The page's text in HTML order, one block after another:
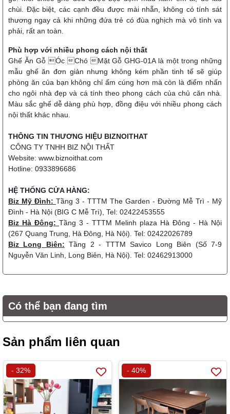
chùi. Đặc biệt, các cạnh đều được mài nhẵn, không có tính sát
thương ngay cả khi những đứa trẻ có đùa nghịch mà vô tình va
phải, rất an toàn.
Phù hợp với nhiều phong cách nội thất
Ghế Ăn Gỗ Óc Chó Mặt Gỗ GHG-01A là một trong những
mẫu ghế ăn đơn giản nhưng không kém phần tinh tế sẽ giúp
phòng ăn của bạn không chỉ ấm cúng hơn mà còn là điểm nhấn
cho ngôi nhà đẹp và cá tính theo phong cách của chủ căn nhà.
Màu sắc ghế dễ dàng phù hợp, đồng điệu với nhiều phong cách
nội thất khác nhau.
THÔNG TIN THƯƠNG HIỆU BIZNOITHAT
CÔNG TY TNHH BIZ NỘI THẤT
Website: www.biznoithat.com
Hotline: 0933896686
HỆ THỐNG CỬA HÀNG:
Biz Mỹ Đình: Tầng 3 - TTTM The Garden - Đường Mễ Trì - Mỹ
Đình - Hà Nội (BIG C Mễ Trì), Tel: 02422453555
Biz Hà Đông: Tầng 3 - TTTM Melinh plaza Hà Đông - Hà Nội
(267 Quang Trung, Hà Đông, Hà Nội). Tel: 02422026789
Biz Long Biên: Tầng 2 - TTTM Savico Long Biên (Số 7-9
Nguyễn Văn Linh, Long Biên, Hà Nội). Tel: 02462913000
Có thể bạn đang tìm
Sản phẩm liên quan
- 32% - 40%